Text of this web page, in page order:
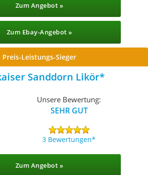
Zum Angebot »
Zum Ebay-Angebot »
Preis-Leistungs-Sieger
Sanddorn Likör
Unsere Bewertung:
SEHR GUT
3 Bewertungen
Zum Angebot »